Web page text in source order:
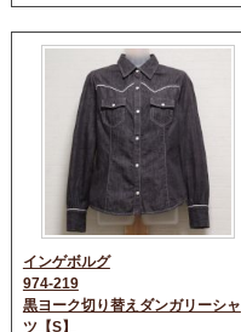
インゲボルグ
974-219
黒ヨーク切り替えダンガリーシャ
ツ【S】